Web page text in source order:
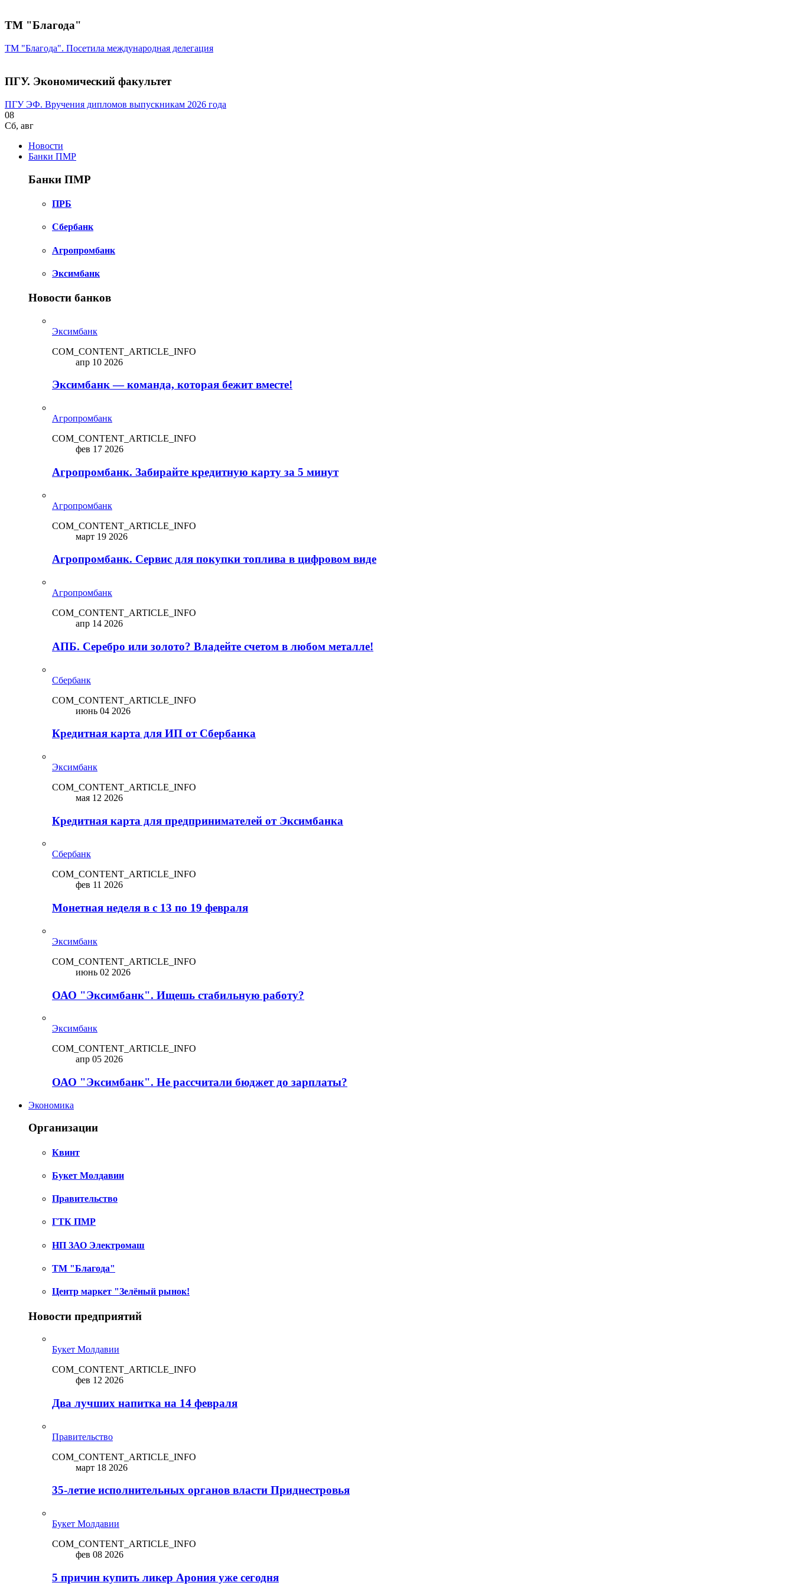
ТМ "Благода"
ТМ "Благода". Посетила международная делегация
ПГУ. Экономический факультет
ПГУ ЭФ. Вручения дипломов выпускникам 2026 года
08
Сб, авг
Новости
Банки ПМР
Банки ПМР
ПРБ
Сбербанк
Агропромбанк
Эксимбанк
Новости банков
Эксимбанк
COM_CONTENT_ARTICLE_INFO
апр 10 2026
Эксимбанк — команда, которая бежит вместе!
Агропромбанк
COM_CONTENT_ARTICLE_INFO
фев 17 2026
Агропромбанк. Забирайте кредитную карту за 5 минут
Агропромбанк
COM_CONTENT_ARTICLE_INFO
март 19 2026
Агропромбанк. Сервис для покупки топлива в цифровом виде
Агропромбанк
COM_CONTENT_ARTICLE_INFO
апр 14 2026
АПБ. Серебро или золото? Владейте счетом в любом металле!
Сбербанк
COM_CONTENT_ARTICLE_INFO
июнь 04 2026
Кредитная карта для ИП от Сбербанка
Эксимбанк
COM_CONTENT_ARTICLE_INFO
мая 12 2026
Кредитная карта для предпринимателей от Эксимбанка
Сбербанк
COM_CONTENT_ARTICLE_INFO
фев 11 2026
Монетная неделя в с 13 по 19 февраля
Эксимбанк
COM_CONTENT_ARTICLE_INFO
июнь 02 2026
ОАО "Эксимбанк". Ищешь стабильную работу?
Эксимбанк
COM_CONTENT_ARTICLE_INFO
апр 05 2026
ОАО "Эксимбанк". Не рассчитали бюджет до зарплаты?
Экономика
Организации
Квинт
Букет Молдавии
Правительство
ГТК ПМР
НП ЗАО Электромаш
ТМ "Благода"
Центр маркет "Зелёный рынок!
Новости предприятий
Букет Молдавии
COM_CONTENT_ARTICLE_INFO
фев 12 2026
Два лучших напитка на 14 февраля
Правительство
COM_CONTENT_ARTICLE_INFO
март 18 2026
35-летие исполнительных органов власти Приднестровья
Букет Молдавии
COM_CONTENT_ARTICLE_INFO
фев 08 2026
5 причин купить ликep Арония уже сегодня